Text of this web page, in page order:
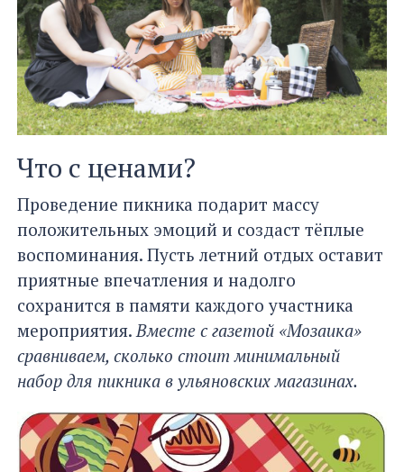
Что с ценами?
Проведение пикника подарит массу
положительных эмоций и создаст тёплые
воспоминания. Пусть летний отдых оставит
приятные впечатления и надолго
сохранится в памяти каждого участника
мероприятия.Вместе с газетой «Мозаика»
сравниваем, сколько стоит минимальный
набор для пикника в ульяновских магазинах.